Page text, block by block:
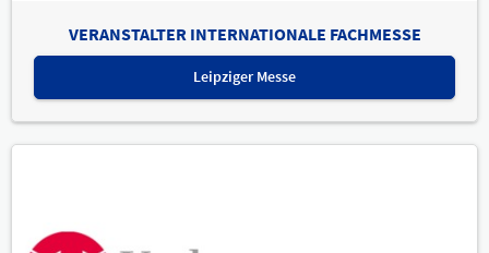
VERANSTALTER INTERNATIONALE FACHMESSE
Leipziger Messe